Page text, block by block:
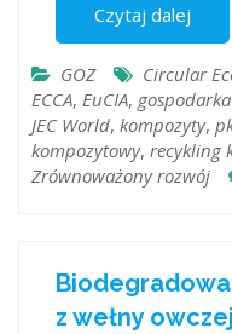
Czytaj dalej
GOZ Circular
ECCA, EuCIA,
JEC World, kompozyty,
kompozytowy, recykling
Zrównoważony rozwój
z wełny